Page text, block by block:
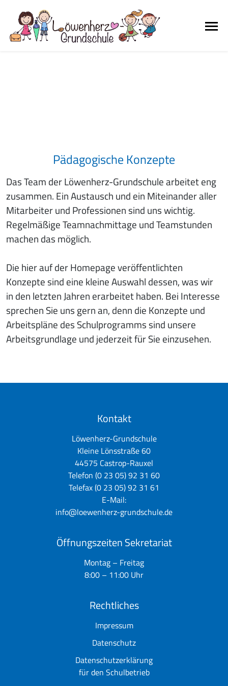
Pädagogische Konzepte
Das Team der Löwenherz-Grundschule arbeitet eng
zusammen. Ein Austausch und ein Miteinander aller
Mitarbeiter und Professionen sind uns wichtig.
Regelmäßige Teamnachmittage und Teamstunden
machen das möglich.
Die hier auf der Homepage veröffentlichten
Konzepte sind eine kleine Auswahl dessen, was wir
in den letzten Jahren erarbeitet haben. Bei Interesse
sprechen Sie uns gern an, denn die Konzepte und
Arbeitspläne des Schulprogramms sind unsere
Arbeitsgrundlage und jederzeit für Sie einzusehen.
Kontakt
Löwenherz-Grundschule
Kleine Lönsstraße 60
44575 Castrop-Rauxel
Telefon (0 23 05) 92 31 60
Telefax (0 23 05) 92 31 61
E-Mail:
info@loewenherz-grundschule.de
Öffnungszeiten Sekretariat
Montag – Freitag
8:00 – 11:00 Uhr
Rechtliches
Impressum
Datenschutz
Datenschutzerklärung
für den Schulbetrieb